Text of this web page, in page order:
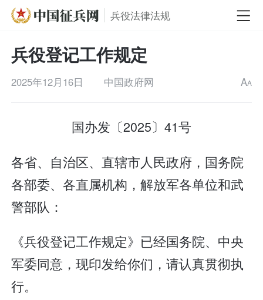
兵役法律法规
兵役登记工作规定
2025年12月16日 中国政府网 AA
国办发〔2025〕41号
各省、自治区、直辖市人民政府，国务院
各部委、各直属机构，解放军各单位和武
警部队：
《兵役登记工作规定》已经国务院、中央
军委同意，现印发给你们，请认真贯彻执
行。